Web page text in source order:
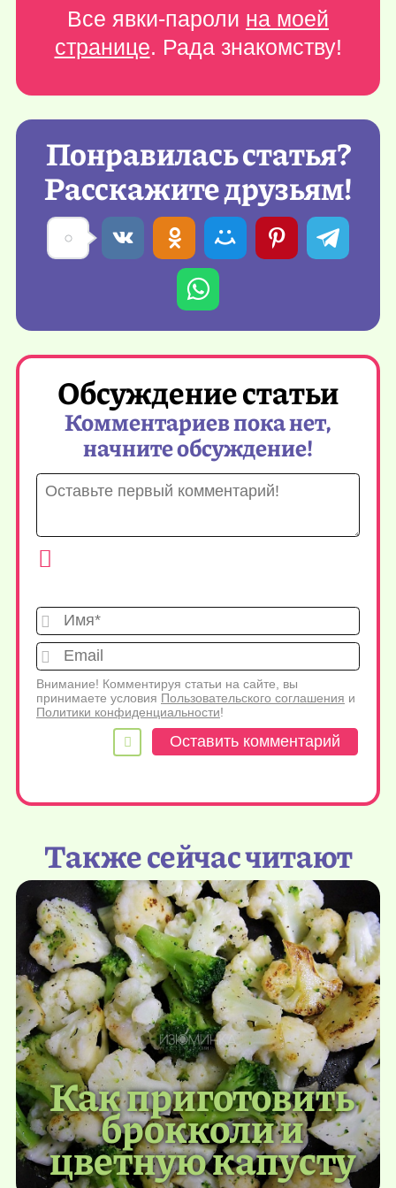
Все явки-пароли на моей
странице. Рада знакомству!
Понравилась статья?
Расскажите друзьям!
Обсуждение статьи
Комментариев пока нет,
начните обсуждение!
Имя*
Внимание! Комментируя статьи на сайте, вы
принимаете условия Пользовательского соглашения и
Политики конфиденциальности!
Также сейчас читают
Как приготовить
брокколи и
цветную капусту